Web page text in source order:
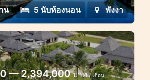
น 5 นับห้องนอน พังงา
bedroom sea view,
— 2,394,000บาท/ เดือน